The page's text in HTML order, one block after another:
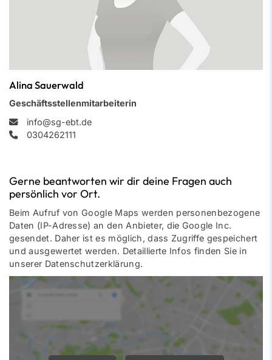
Alina Sauerwald
Geschäftsstellenmitarbeiterin
info@sg-ebt.de
0304262111
Gerne beantworten wir dir deine Fragen auch
persönlich vor Ort.
Beim Aufruf von Google Maps werden personenbezogene
Daten (IP-Adresse) an den Anbieter, die Google Inc.
gesendet. Daher ist es möglich, dass Zugriffe gespeichert
und ausgewertet werden. Detaillierte Infos finden Sie in
unserer Datenschutzerklärung.